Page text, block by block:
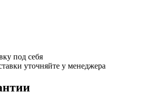
под себя
уточняйте у менеджера